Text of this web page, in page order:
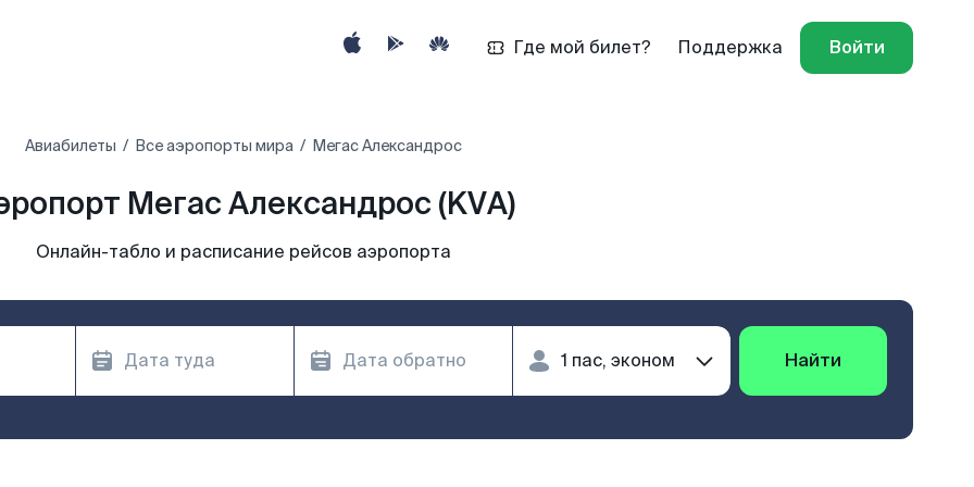
Где мой билет? Поддержка Войти
Авиабилеты Все аэропорты мира Мегас Александрос
Мегас Александрос (KVA)
Онлайн-табло и расписание рейсов аэропорта
Найти